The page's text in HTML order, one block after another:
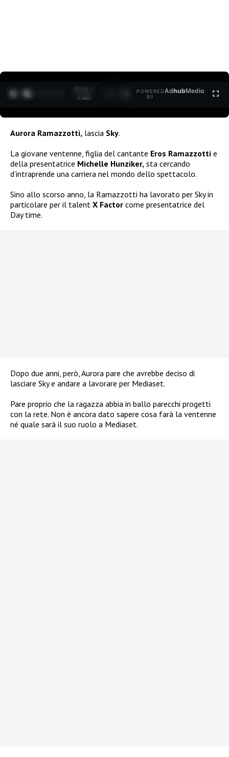
0:15 /
1:40
POWERED
BY
AdhubMedia
Aurora Ramazzotti, lascia Sky.
La giovane ventenne, figlia del cantante Eros Ramazzotti e
della presentatrice Michelle Hunziker, sta cercando
d’intraprende una carriera nel mondo dello spettacolo.
Sino allo scorso anno, la Ramazzotti ha lavorato per Sky in
particolare per il talent X Factor come presentatrice del
Day time.
Dopo due anni, però, Aurora pare che avrebbe deciso di
lasciare Sky e andare a lavorare per Mediaset.
Pare proprio che la ragazza abbia in ballo parecchi progetti
con la rete. Non è ancora dato sapere cosa farà la ventenne
né quale sarà il suo ruolo a Mediaset.